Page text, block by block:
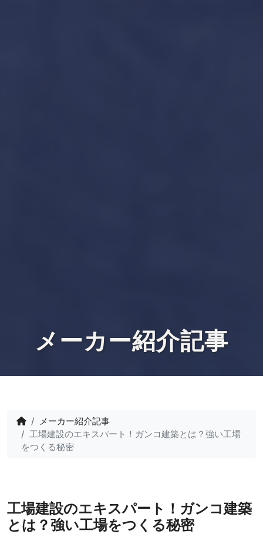
メーカー紹介記事
メーカー紹介記事
工場建設のエキスパート！ガンコ建築とは？強い工場
をつくる秘密
工場建設のエキスパート！ガンコ建築
とは？強い工場をつくる秘密